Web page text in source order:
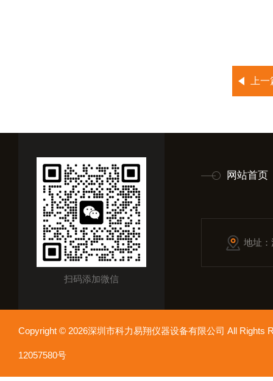
上
扫码添加微信
网站首页
地址
Copyright © 2026深圳市科力易翔仪器设备有限公司 All
12057580号